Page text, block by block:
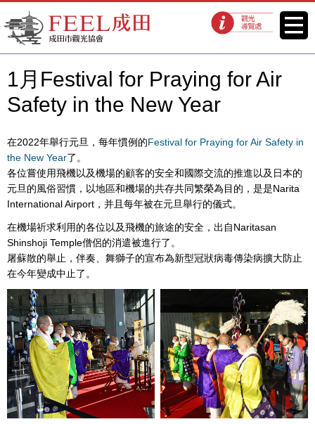
FEEL成田成田市觀光協會官方網
站
觀光導覽處 菜單
1月Festival for Praying for Air
Safety in the New Year
在2022年舉行元旦，每年慣例的Festival for Praying for Air Safety in
the New Year了。
各位嘗使用飛機以及機場的顧客的安全和國際交流的推進以及日本的
元旦的風俗習慣，以地區和機場的共存共同繁榮為目的，是是Narita
International Airport，并且每年被在元旦舉行的儀式。
在機場祈求利用的各位以及飛機的旅途的安全，出自Naritasan
Shinshoji Temple僧侶的消遣被進行了。
屠蘇散的舉止，伴奏、舞獅子的宣布為新型冠狀病毒傳染病擴大防止
在今年變成中止了。